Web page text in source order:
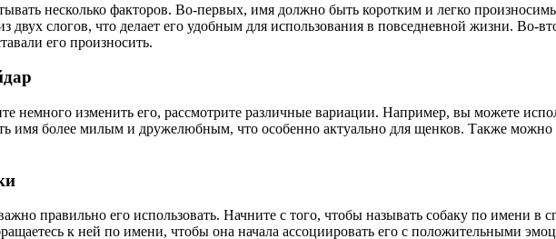
несколько факторов. Во-первых, имя должно быть коротким и легко
двух слогов, что делает его удобным для использования в повседневной жизни. Во-
его произносить.
немного изменить его, рассмотрите различные вариации. Например, вы можете
имя более милым и дружелюбным, что особенно актуально для щенков. Также можно
правильно его использовать. Начните с того, чтобы называть собаку по имени в
к ней по имени, чтобы она начала ассоциировать его с положительными